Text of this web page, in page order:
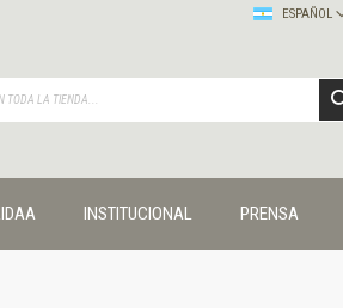
ESPAÑOL
INSTITUCIONAL PRENSA